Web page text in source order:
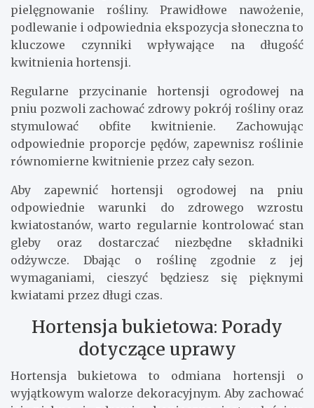
pielęgnowanie rośliny. Prawidłowe nawożenie,
podlewanie i odpowiednia ekspozycja słoneczna to
kluczowe czynniki wpływające na długość
kwitnienia hortensji.
Regularne przycinanie hortensji ogrodowej na
pniu pozwoli zachować zdrowy pokrój rośliny oraz
stymulować obfite kwitnienie. Zachowując
odpowiednie proporcje pędów, zapewnisz roślinie
równomierne kwitnienie przez cały sezon.
Aby zapewnić hortensji ogrodowej na pniu
odpowiednie warunki do zdrowego wzrostu
kwiatostanów, warto regularnie kontrolować stan
gleby oraz dostarczać niezbędne składniki
odżywcze. Dbając o roślinę zgodnie z jej
wymaganiami, cieszyć będziesz się pięknymi
kwiatami przez długi czas.
Hortensja bukietowa: Porady
dotyczące uprawy
Hortensja bukietowa to odmiana hortensji o
wyjątkowym walorze dekoracyjnym. Aby zachować